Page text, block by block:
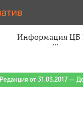
Информация ЦБ
Редакция от 31.03.2017 —